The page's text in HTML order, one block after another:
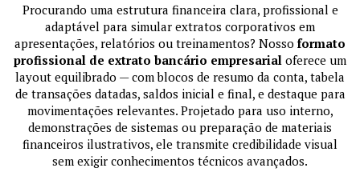
Procurando uma estrutura financeira clara, profissional e
adaptável para simular extratos corporativos em
apresentações, relatórios ou treinamentos? Nosso formato
profissional de extrato bancário empresarial oferece um
layout equilibrado — com blocos de resumo da conta, tabela
de transações datadas, saldos inicial e final, e destaque para
movimentações relevantes. Projetado para uso interno,
demonstrações de sistemas ou preparação de materiais
financeiros ilustrativos, ele transmite credibilidade visual
sem exigir conhecimentos técnicos avançados.